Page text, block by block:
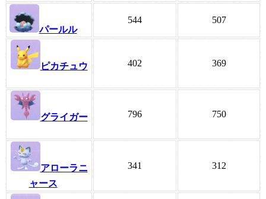
パールル
544 507
ピカチュウ 402 369
グライガー 796 750
アローラニ
ャース
341 312